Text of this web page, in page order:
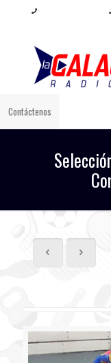
Contáctenos